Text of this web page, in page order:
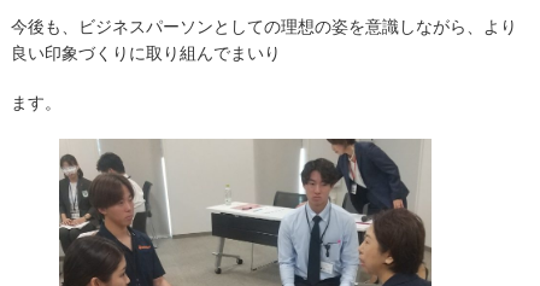
今後も、ビジネスパーソンとしての理想の姿を意識しながら、より
良い印象づくりに取り組んでまいり
ます。